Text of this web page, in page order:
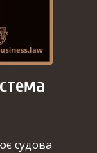
судова